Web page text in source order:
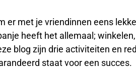
er met je vriendinnen eens
heeft het allemaal;
blog zijn drie activiteiten en
staat voor een succes.